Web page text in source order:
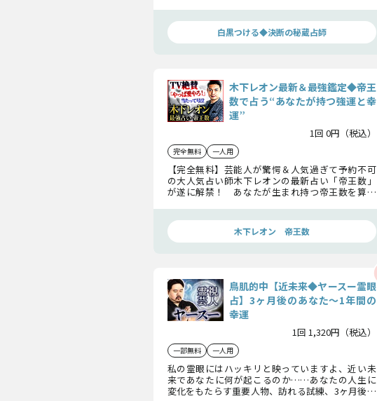
白黒つける◆決断の秘蔵占師
木下レオン最新＆最強鑑定◆帝王
数で占う“あなたが持つ強運と幸
運”
1回 0円（税込）
完全無料 一人用
【完全無料】芸能人が驚愕＆人気過ぎて予約不可
の大人気占い師木下レオンの最新占い「帝王数」
が遂に解禁！ あなたが生まれ持つ帝王数を算出
木下レオン 帝王数
鳥肌的中【近未来◆ヤースー霊眼
占】3ヶ月後のあなた〜1年間の
幸運
1回 1,320円（税込）
一部無料 一人用
私の霊眼にはハッキリと映っていますよ、近い未
来であなたに何が起こるのか……あなたの人生に
変化をもたらす重要人物、訪れる試練、3ヶ月後〜